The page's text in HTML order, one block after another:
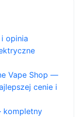
opinia
Vape Shop —
cenie i
kompletny